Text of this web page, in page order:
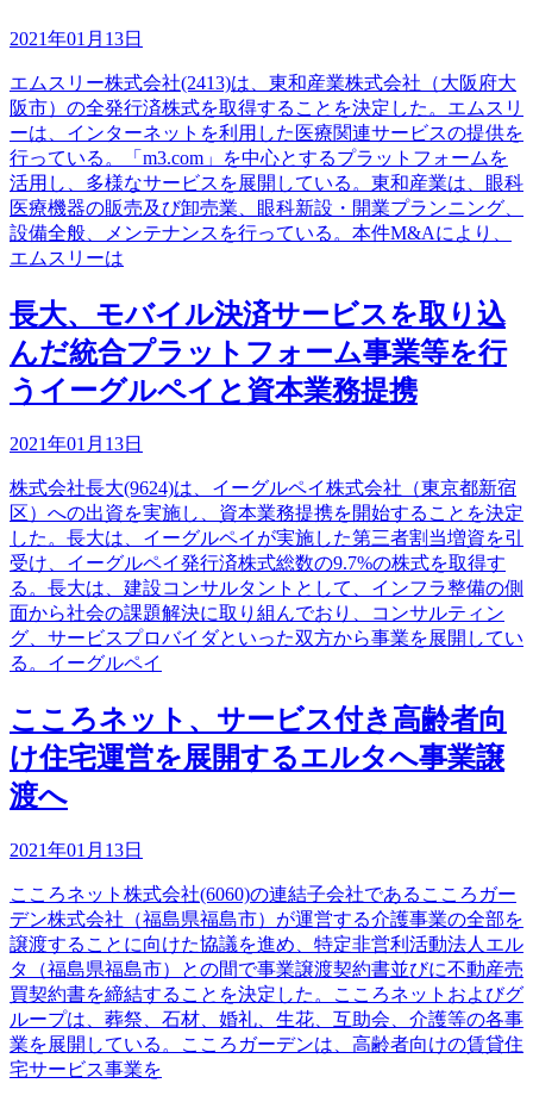
2021年01月13日
エムスリー株式会社(2413)は、東和産業株式会社（大阪府大
阪市）の全発行済株式を取得することを決定した。エムスリ
ーは、インターネットを利用した医療関連サービスの提供を
行っている。「m3.com」を中心とするプラットフォームを
活用し、多様なサービスを展開している。東和産業は、眼科
医療機器の販売及び卸売業、眼科新設・開業プランニング、
設備全般、メンテナンスを行っている。本件M&Aにより、
エムスリーは
長大、モバイル決済サービスを取り込
んだ統合プラットフォーム事業等を行
うイーグルペイと資本業務提携
2021年01月13日
株式会社長大(9624)は、イーグルペイ株式会社（東京都新宿
区）への出資を実施し、資本業務提携を開始することを決定
した。長大は、イーグルペイが実施した第三者割当増資を引
受け、イーグルペイ発行済株式総数の9.7%の株式を取得す
る。長大は、建設コンサルタントとして、インフラ整備の側
面から社会の課題解決に取り組んでおり、コンサルティン
グ、サービスプロバイダといった双方から事業を展開してい
る。イーグルペイ
こころネット、サービス付き高齢者向
け住宅運営を展開するエルタへ事業譲
渡へ
2021年01月13日
こころネット株式会社(6060)の連結子会社であるこころガー
デン株式会社（福島県福島市）が運営する介護事業の全部を
譲渡することに向けた協議を進め、特定非営利活動法人エル
タ（福島県福島市）との間で事業譲渡契約書並びに不動産売
買契約書を締結することを決定した。こころネットおよびグ
ループは、葬祭、石材、婚礼、生花、互助会、介護等の各事
業を展開している。こころガーデンは、高齢者向けの賃貸住
宅サービス事業を